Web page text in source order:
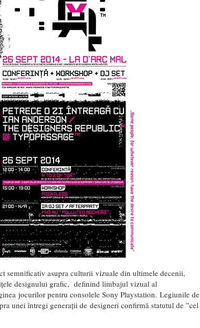
semnificativ asupra culturii vizuale din ultimele decenii,
designului grafic, definind limbajul vizual al
jocurilor pentru consolele Sony Playstation. Legiunile de
unei întregi generații de designeri confirmă statutul de ”cel